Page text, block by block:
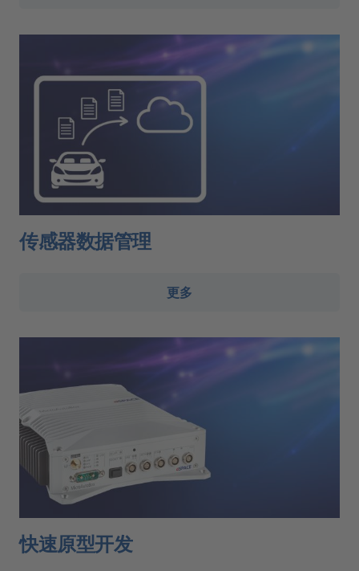
传感器数据管理
更多
快速原型开发